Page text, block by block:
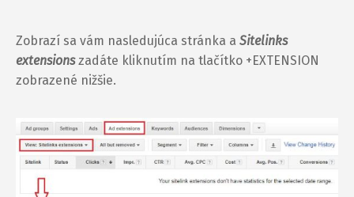
Zobrazí sa vám nasledujúca stránka a Sitelinks
extensionszadáte kliknutím na tlačítko +EXTENSION
zobrazené nižšie.